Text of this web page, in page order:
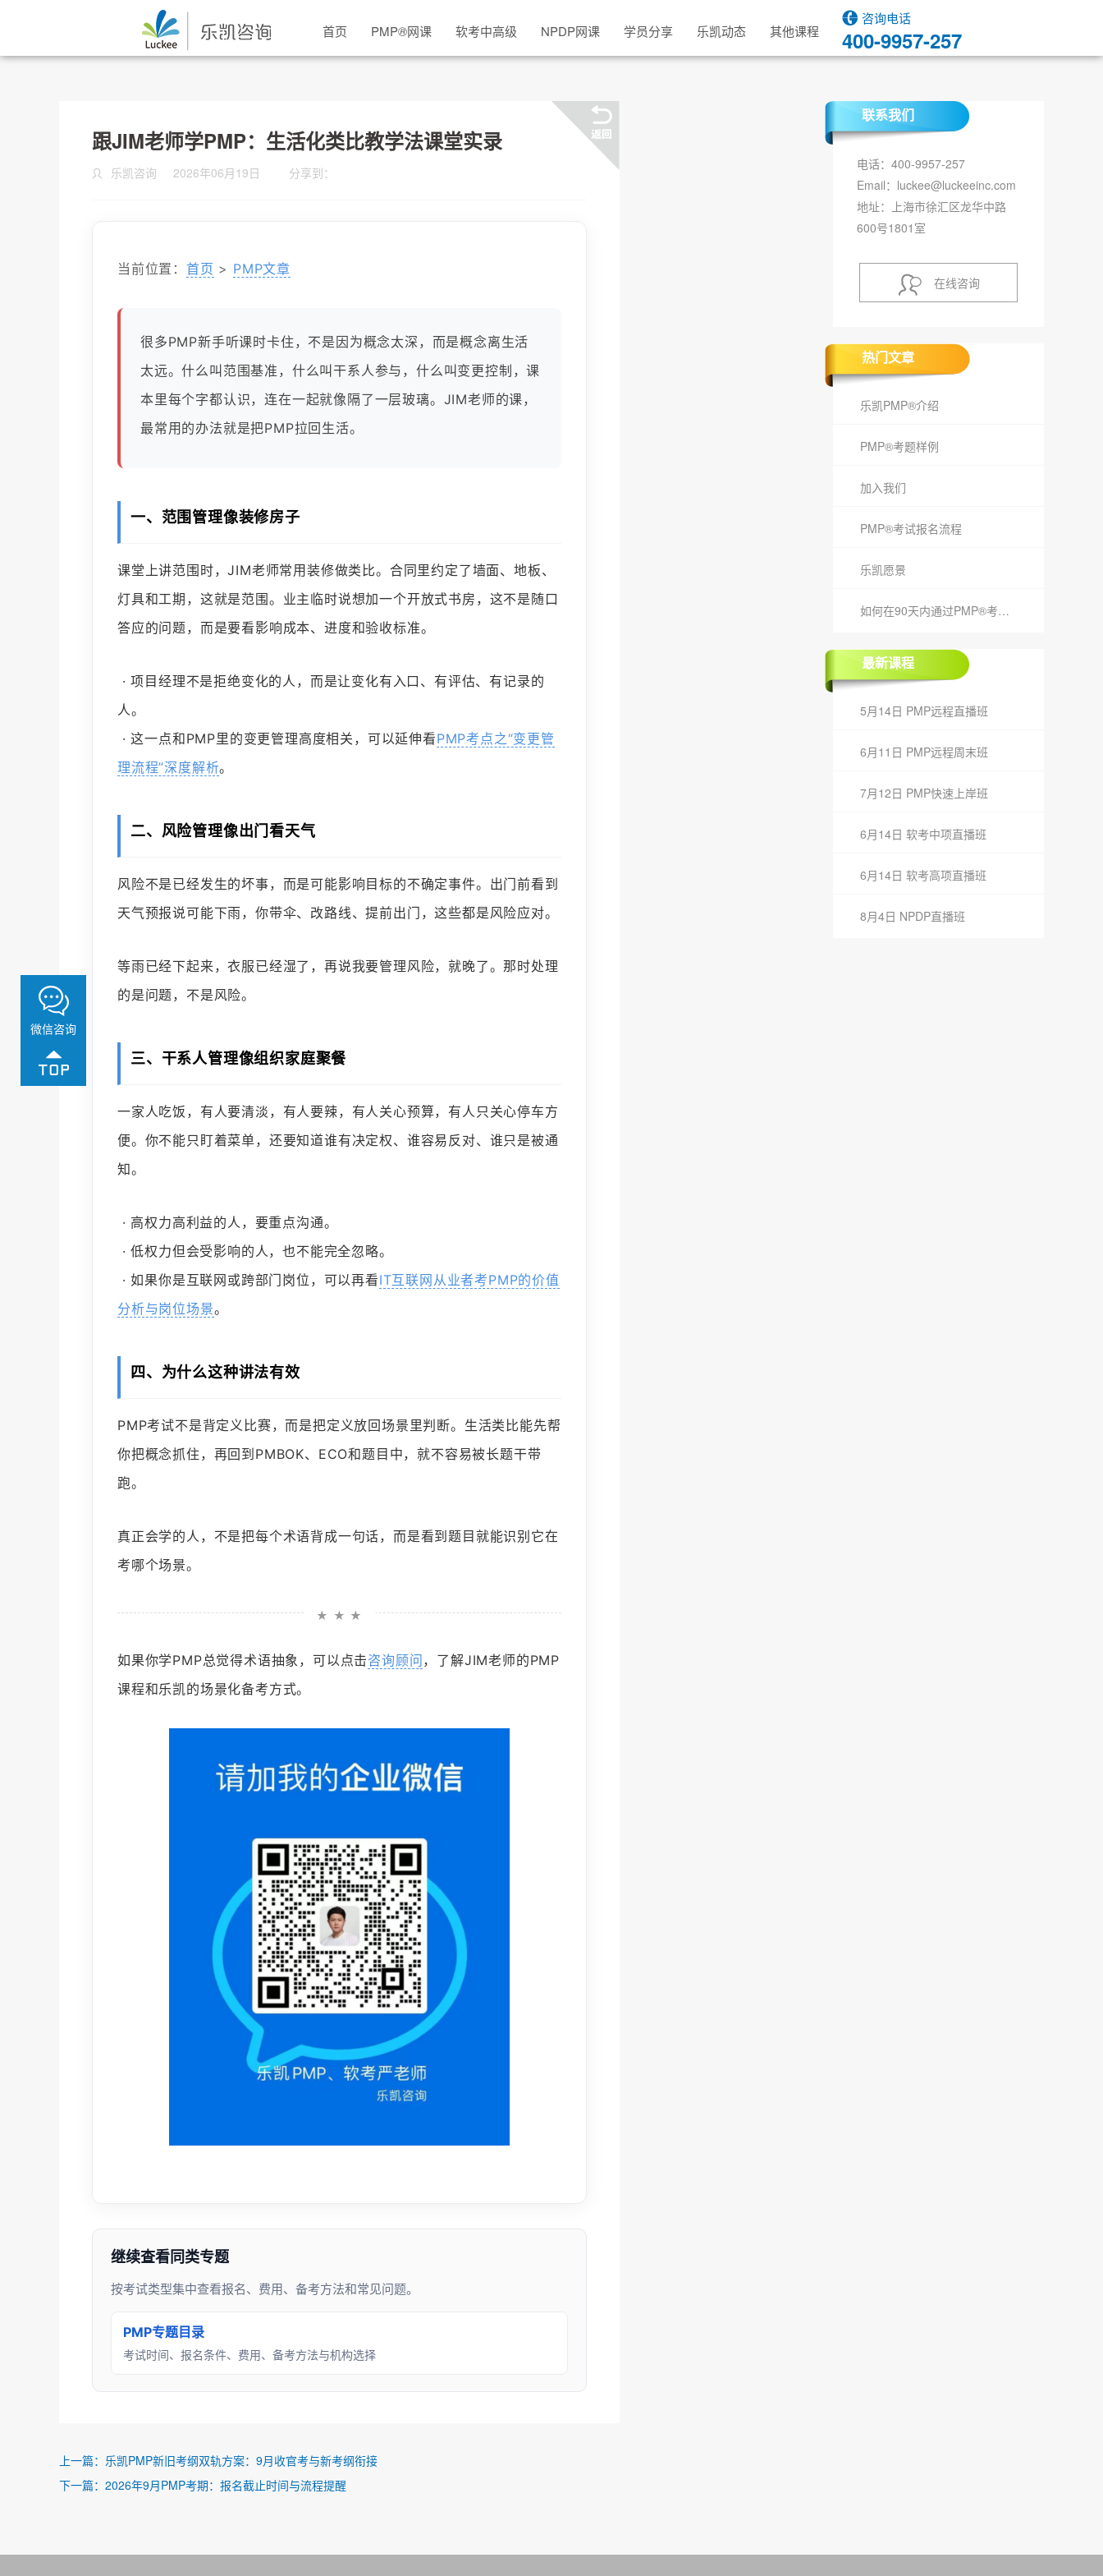
首页 PMP®网课 软考中高级 NPDP网课 学员分享 乐凯动态 其他课程
咨询电话
400-9957-257
跟JIM老师学PMP：生活化类比教学法课堂实录
乐凯咨询 2026年06月19日 分享到：
当前位置： 首页 > PMP文章
很多PMP新手听课时卡住，不是因为概念太深，而是概念离生活
太远。什么叫范围基准，什么叫干系人参与，什么叫变更控制，课
本里每个字都认识，连在一起就像隔了一层玻璃。JIM老师的课，
最常用的办法就是把PMP拉回生活。
一、范围管理像装修房子
课堂上讲范围时，JIM老师常用装修做类比。合同里约定了墙面、地板、
灯具和工期，这就是范围。业主临时说想加一个开放式书房，这不是随口
答应的问题，而是要看影响成本、进度和验收标准。
· 项目经理不是拒绝变化的人，而是让变化有入口、有评估、有记录的
人。
· 这一点和PMP里的变更管理高度相关，可以延伸看PMP考点之“变更管
理流程”深度解析。
二、风险管理像出门看天气
风险不是已经发生的坏事，而是可能影响目标的不确定事件。出门前看到
天气预报说可能下雨，你带伞、改路线、提前出门，这些都是风险应对。
等雨已经下起来，衣服已经湿了，再说我要管理风险，就晚了。那时处理
的是问题，不是风险。
三、干系人管理像组织家庭聚餐
一家人吃饭，有人要清淡，有人要辣，有人关心预算，有人只关心停车方
便。你不能只盯着菜单，还要知道谁有决定权、谁容易反对、谁只是被通
知。
· 高权力高利益的人，要重点沟通。
· 低权力但会受影响的人，也不能完全忽略。
· 如果你是互联网或跨部门岗位，可以再看IT互联网从业者考PMP的价值
分析与岗位场景。
四、为什么这种讲法有效
PMP考试不是背定义比赛，而是把定义放回场景里判断。生活类比能先帮
你把概念抓住，再回到PMBOK、ECO和题目中，就不容易被长题干带
跑。
真正会学的人，不是把每个术语背成一句话，而是看到题目就能识别它在
考哪个场景。
★ ★ ★
如果你学PMP总觉得术语抽象，可以点击咨询顾问 ，了解JIM老师的PMP
课程和乐凯的场景化备考方式。
继续查看同类专题
按考试类型集中查看报名、费用、备考方法和常见问题。
PMP专题目录
考试时间、报名条件、费用、备考方法与机构选择
上一篇： 乐凯PMP新旧考纲双轨方案：9月收官考与新考纲衔接
下一篇： 2026年9月PMP考期：报名截止时间与流程提醒
联系我们
电话：400-9957-257
Email：luckee@luckeeinc.com
地址：上海市徐汇区龙华中路
600号1801室
在线咨询
热门文章
乐凯PMP®介绍
PMP®考题样例
加入我们
PMP®考试报名流程
乐凯愿景
如何在90天内通过PMP®考试？
最新课程
5月14日 PMP远程直播班
6月11日 PMP远程周末班
7月12日 PMP快速上岸班
6月14日 软考中项直播班
6月14日 软考高项直播班
8月4日 NPDP直播班
微信咨询